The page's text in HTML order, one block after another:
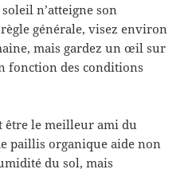
n’atteigne son
générale, visez environ
mais gardez un œil sur
fonction des conditions
être le meilleur ami du
paillis organique aide non
du sol, mais